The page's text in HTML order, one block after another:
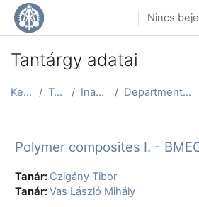
Tovább a fő tartalomhoz
Nincs
Tantárgy adatai
Kezdőoldal Tantárgyak Inactive courses Department of Polymer Engineering
Polymer composites I. -
Tanár: Czigány Tibor
Tanár:Vas László Mihály